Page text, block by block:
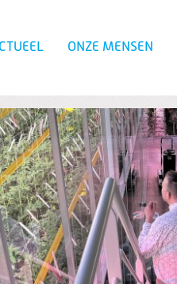
ONZE MENSEN
over IJsselmuiden